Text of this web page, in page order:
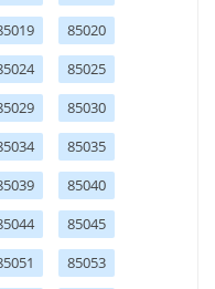
85020
85025
85030
85035
85040
85045
85053